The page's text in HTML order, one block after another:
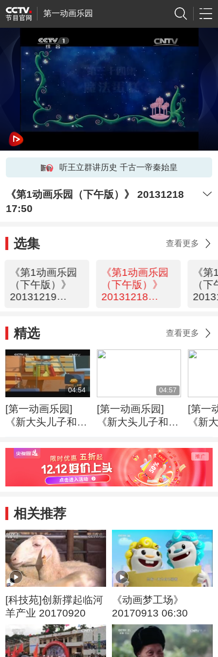
第一动画乐园
听王立群讲历史 千古一帝秦始皇
《第1动画乐园（下午版）》 20131218
17:50
选集 查看更多
《第1动画乐园
（下午版）》
20131219
《第1动画乐园
（下午版）》
20131218
《
（
精选 查看更多
04:54
[第一动画乐园]
《新大头儿子和小
季） 梨子争夺战
04:57
[第一动画乐园]
《新大头儿子和小
季） 有条理的一
家子
[第一
《新
季）
行家
相关推荐
[科技苑]创新撑起临河
羊产业 20170920
《动画梦工场》
20170913 06:30